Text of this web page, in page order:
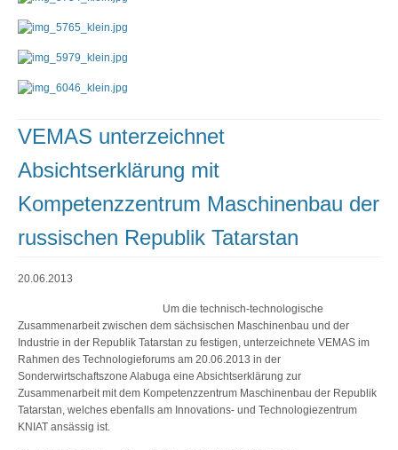
VEMAS unterzeichnet
Absichtserklärung mit
Kompetenzzentrum Maschinenbau der
russischen Republik Tatarstan
20.06.2013
Um die technisch-technologische
Zusammenarbeit zwischen dem sächsischen Maschinenbau und der
Industrie in der Republik Tatarstan zu festigen, unterzeichnete VEMAS im
Rahmen des Technologieforums am 20.06.2013 in der
Sonderwirtschaftszone Alabuga eine Absichtserklärung zur
Zusammenarbeit mit dem Kompetenzzentrum Maschinenbau der Republik
Tatarstan, welches ebenfalls am Innovations- und Technologiezentrum
KNIAT ansässig ist.